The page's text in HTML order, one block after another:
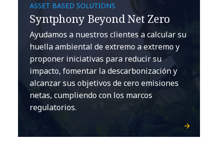
ASSET BASED SOLUTIONS
Syntphony Beyond Net Zero
Ayudamos a nuestros clientes a calcular su
huella ambiental de extremo a extremo y
proponer iniciativas para reducir su
impacto, fomentar la descarbonización y
alcanzar sus objetivos de cero emisiones
netas, cumpliendo con los marcos
regulatorios.